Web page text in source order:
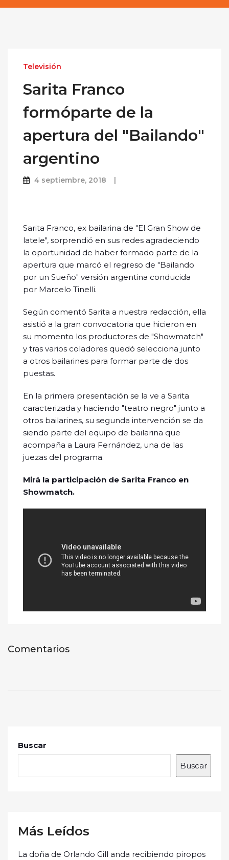
Televisión
Sarita Franco
formóparte de la
apertura del "Bailando"
argentino
4 septiembre, 2018
Sarita Franco, ex bailarina de "El Gran Show de
latele", sorprendió en sus redes agradeciendo
la oportunidad de haber formado parte de la
apertura que marcó el regreso de "Bailando
por un Sueño" versión argentina conducida
por Marcelo Tinelli.
Según comentó Sarita a nuestra redacción, ella
asistió a la gran convocatoria que hicieron en
su momento los productores de "Showmatch"
y tras varios coladores quedó selecciona junto
a otros bailarines para formar parte de dos
puestas.
En la primera presentación se la ve a Sarita
caracterizada y haciendo "teatro negro" junto a
otros bailarines, su segunda intervención se da
siendo parte del equipo de bailarina que
acompaña a Laura Fernández, una de las
juezas del programa.
Mirá la participación de Sarita Franco en
Showmatch.
Comentarios
Buscar
Buscar
Más Leídos
La doña de Orlando Gill anda recibiendo piropos